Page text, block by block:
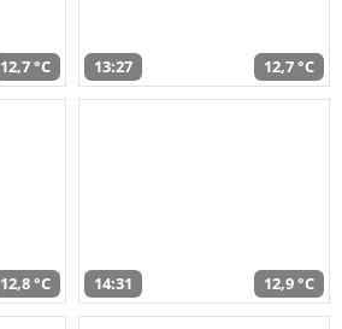
12,7 °C 13:27 12,7 °C
12,8 °C 14:31 12,9 °C